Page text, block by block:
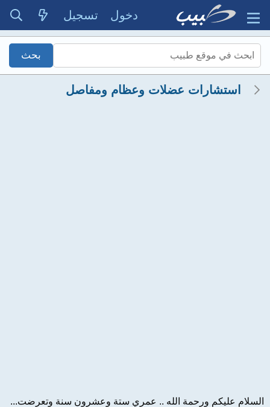
دخول تسجيل
استشارات عضلات وعظام ومفاصل
السلام عليكم ورحمة الله .. عمري ستة وعشرون سنة وتعرضت...